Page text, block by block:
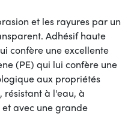
et les rayures par un
Adhésif haute
confère une excellente
(PE) qui lui confère une
aux propriétés
résistant à l'eau, à
avec une grande